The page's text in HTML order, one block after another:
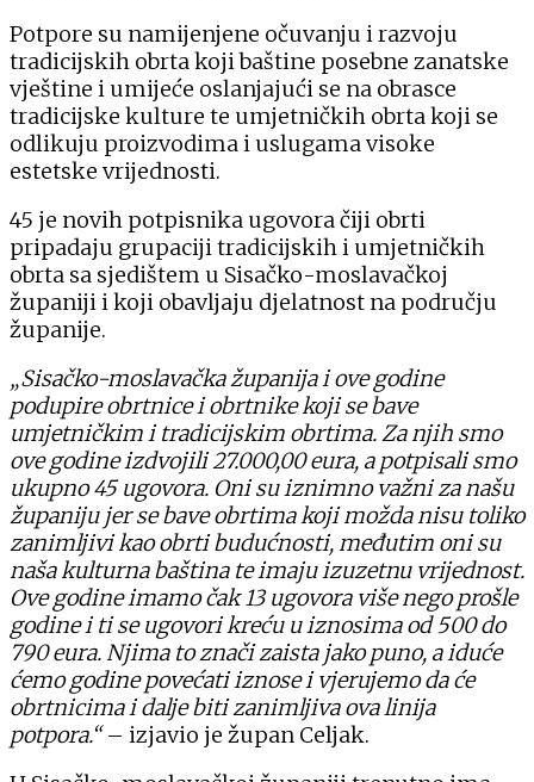
Potpore su namijenjene očuvanju i razvoju
tradicijskih obrta koji baštine posebne zanatske
vještine i umijeće oslanjajući se na obrasce
tradicijske kulture te umjetničkih obrta koji se
odlikuju proizvodima i uslugama visoke
estetske vrijednosti.
45 je novih potpisnika ugovora čiji obrti
pripadaju grupaciji tradicijskih i umjetničkih
obrta sa sjedištem u Sisačko-moslavačkoj
županiji i koji obavljaju djelatnost na području
županije.
„Sisačko-moslavačka županija i ove godine
podupire obrtnice i obrtnike koji se bave
umjetničkim i tradicijskim obrtima. Za njih smo
ove godine izdvojili 27.000,00 eura, a potpisali smo
ukupno 45 ugovora. Oni su iznimno važni za našu
županiju jer se bave obrtima koji možda nisu toliko
zanimljivi kao obrti budućnosti, međutim oni su
naša kulturna baština te imaju izuzetnu vrijednost.
Ove godine imamo čak 13 ugovora više nego prošle
godine i ti se ugovori kreću u iznosima od 500 do
790 eura. Njima to znači zaista jako puno, a iduće
ćemo godine povećati iznose i vjerujemo da će
obrtnicima i dalje biti zanimljiva ova linija
potpora.“– izjavio je župan Celjak.